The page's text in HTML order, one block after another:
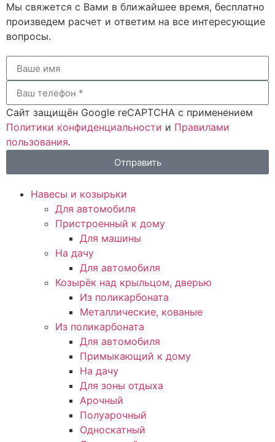
Мы свяжется с Вами в ближайшее время, бесплатно
произведем расчет и ответим на все интересующие
вопросы.
Сайт защищён Google reCAPTCHA с применением
Политики конфиденциальности и Правилами
пользования.
Отправить
Навесы и козырьки
Для автомобиля
Пристроенный к дому
Для машины
На дачу
Для автомобиля
Козырёк над крыльцом, дверью
Из поликарбоната
Металлические, кованые
Из поликарбоната
Для автомобиля
Примыкающий к дому
На дачу
Для зоны отдыха
Арочный
Полуарочный
Односкатный